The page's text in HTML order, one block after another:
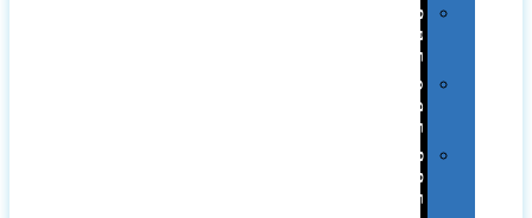
פנאי,
נופש
ונסיעות
סביבת
משרד
ופרימיום
כלים,
פנסים
ורכב